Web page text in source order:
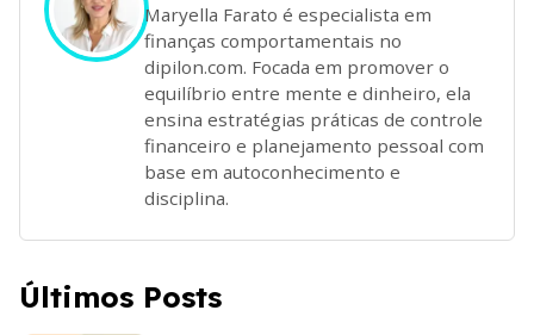
Maryella Farato é especialista em
finanças comportamentais no
dipilon.com. Focada em promover o
equilíbrio entre mente e dinheiro, ela
ensina estratégias práticas de controle
financeiro e planejamento pessoal com
base em autoconhecimento e
disciplina.
Últimos Posts